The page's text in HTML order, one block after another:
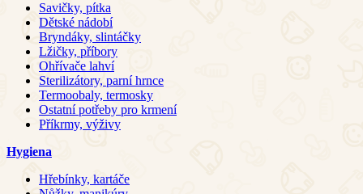
Savičky, pítka
Dětské nádobí
Bryndáky, slintáčky
Lžičky, příbory
Ohřívače lahví
Sterilizátory, parní hrnce
Termoobaly, termosky
Ostatní potřeby pro krmení
Příkrmy, výživy
Hygiena
Hřebínky, kartáče